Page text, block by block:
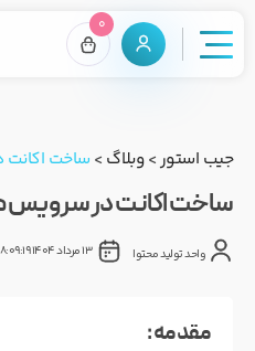
0
جیب استور>وبلاگ > ساخت
ساخت اکانت در سرویس
واحد تولید محتوا 13 مرداد 1404 18:09:19
مقدمه :